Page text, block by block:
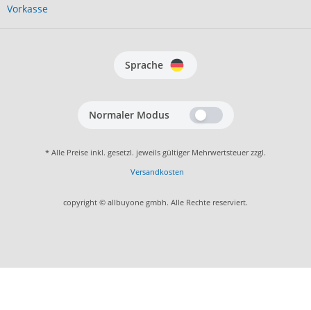
Vorkasse
Sprache
Normaler Modus
* Alle Preise inkl. gesetzl. jeweils gültiger Mehrwertsteuer zzgl.
Versandkosten
copyright © allbuyone gmbh. Alle Rechte reserviert.